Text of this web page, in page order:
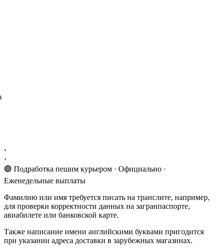
‹
›
🟣 Подработка пешим курьером · Официально ·
Еженедельные выплаты
Фамилию или имя требуется писать на транслите, например,
для проверки корректности данных на загранпаспорте,
авиабилете или банковской карте.
Также написание имени английскими буквами пригодится
при указании адреса доставки в зарубежных магазинах.